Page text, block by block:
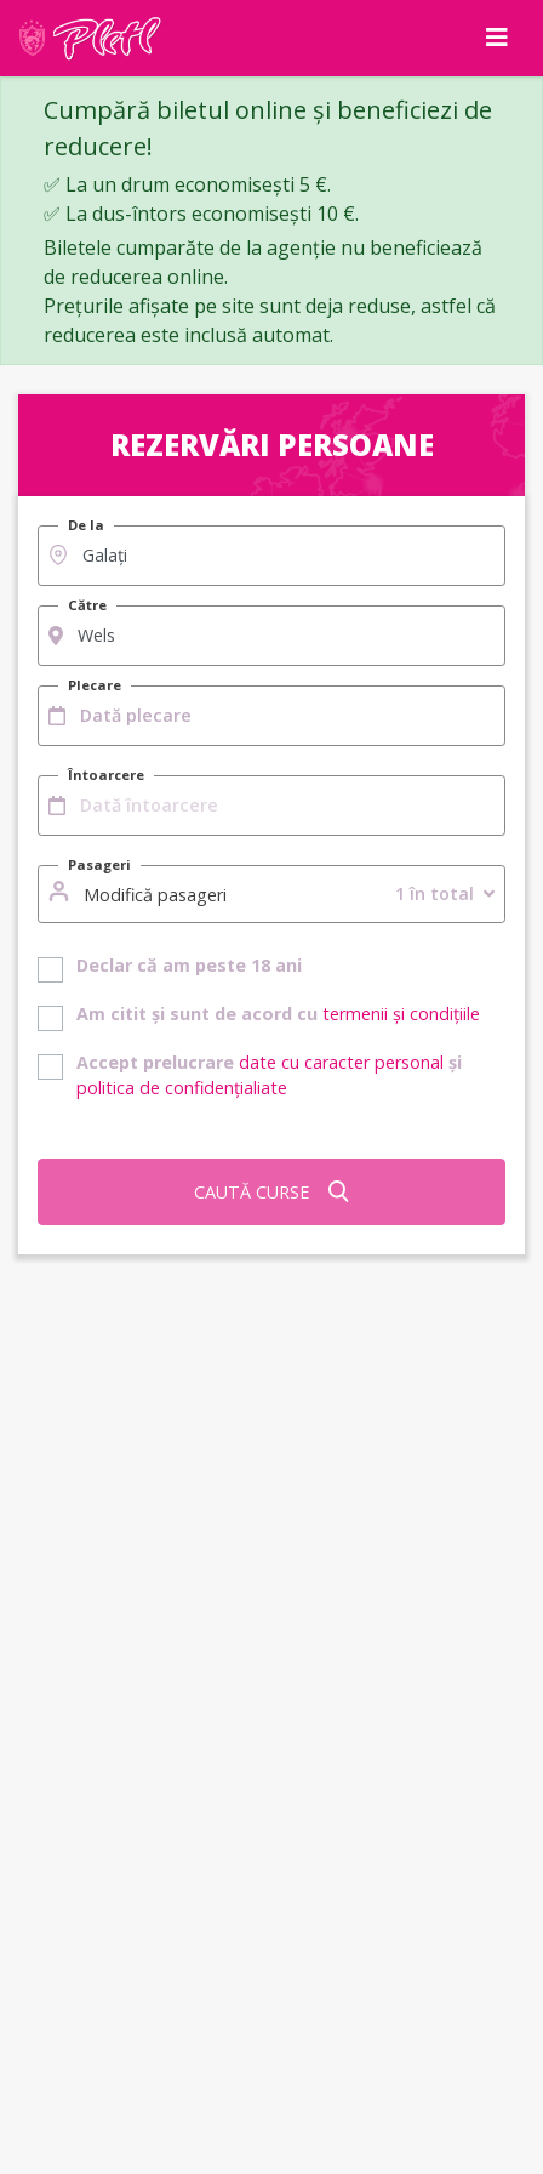
Cumpără biletul online și beneficiezi de
reducere!
✅ La un drum economisești 5 €.
✅ La dus-întors economisești 10 €.
Biletele cumparăte de la agenție nu beneficiează
de reducerea online.
Prețurile afișate pe site sunt deja reduse, astfel că
reducerea este inclusă automat.
REZERVĂRI PERSOANE
De la
Către
Plecare
Întoarcere
Pasageri
Modifică pasageri 1 în total
Declar că am peste 18 ani
Am citit și sunt de acord cu termenii și condițiile
Accept prelucrare date cu caracter personal și
politica de confidențialiate
CAUTĂ CURSE